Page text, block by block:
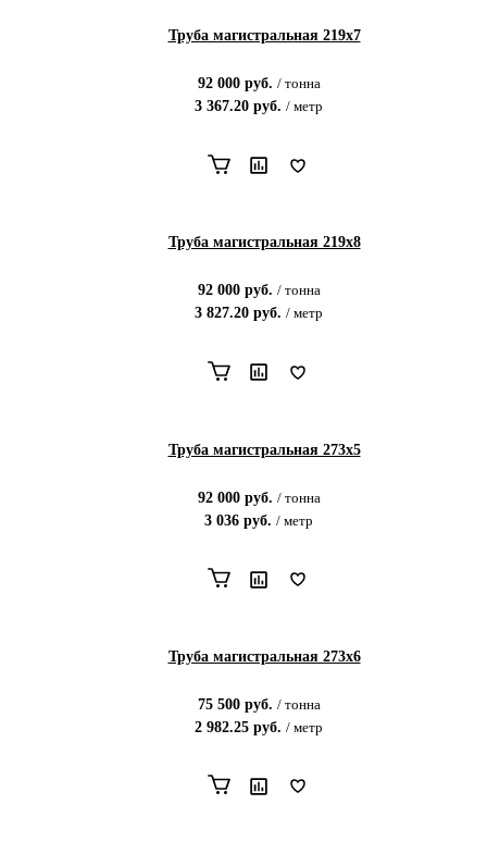
Труба магистральная 219х7
92 000руб. / тонна
3 367.20 руб. / метр
Труба магистральная 219х8
92 000руб. / тонна
3 827.20 руб. / метр
Труба магистральная 273х5
92 000руб. / тонна
3 036 руб. / метр
Труба магистральная 273х6
75 500руб. / тонна
2 982.25 руб. / метр